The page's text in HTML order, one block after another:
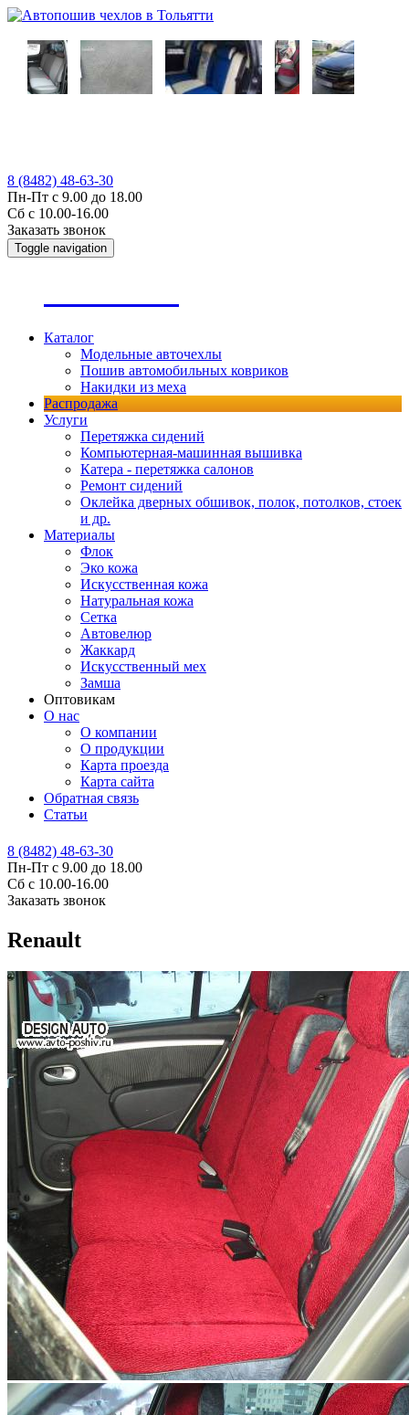
8 (8482) 48-63-30
Пн-Пт с 9.00 до 18.00
Сб с 10.00-16.00
Заказать звонок
Toggle navigation
Каталог
Модельные авточехлы
Пошив автомобильных ковриков
Накидки из меха
Распродажа
Услуги
Перетяжка сидений
Компьютерная-машинная вышивка
Катера - перетяжка салонов
Ремонт сидений
Оклейка дверных обшивок, полок, потолков, стоек
и др.
Материалы
Флок
Эко кожа
Искусственная кожа
Натуральная кожа
Сетка
Автовелюр
Жаккард
Искусственный мех
Замша
Оптовикам
О нас
О компании
О продукции
Карта проезда
Карта сайта
Обратная связь
Статьи
8 (8482) 48-63-30
Пн-Пт с 9.00 до 18.00
Сб с 10.00-16.00
Заказать звонок
Renault